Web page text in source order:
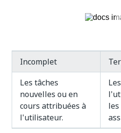
Incomplet
Les tâches
nouvelles ou en
cours attribuées à
l'utilisateur.